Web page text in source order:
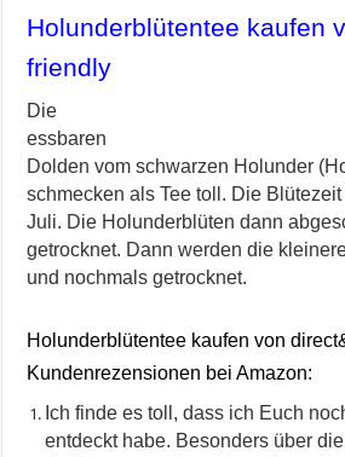
Holunderblütentee kaufen
friendly
Die
essbaren
Dolden vom schwarzen Holunder
schmecken als Tee toll. Die
Juli. Die Holunderblüten dann
getrocknet. Dann werden die
und nochmals getrocknet.
Holunderblütentee kaufen von
Kundenrezensionen bei Amazon:
Ich finde es toll, dass ich Euch
entdeckt habe. Besonders über